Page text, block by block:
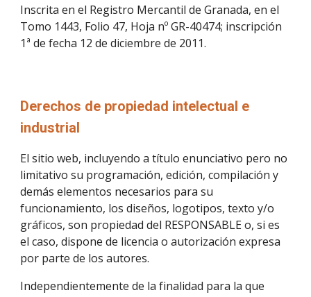
Inscrita en el Registro Mercantil de Granada, en el
Tomo 1443, Folio 47, Hoja nº GR-40474; inscripción
1ª de fecha 12 de diciembre de 2011.
Derechos de propiedad intelectual e
industrial
El sitio web, incluyendo a título enunciativo pero no
limitativo su programación, edición, compilación y
demás elementos necesarios para su
funcionamiento, los diseños, logotipos, texto y/o
gráficos, son propiedad del RESPONSABLE o, si es
el caso, dispone de licencia o autorización expresa
por parte de los autores.
Independientemente de la finalidad para la que